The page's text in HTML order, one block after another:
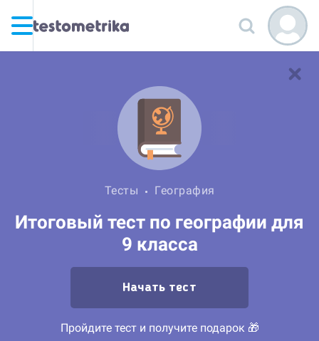
Тесты География
Итоговый тест по географии для
9 класса
Начать тест
Пройдите тест и получите подарок 🎁